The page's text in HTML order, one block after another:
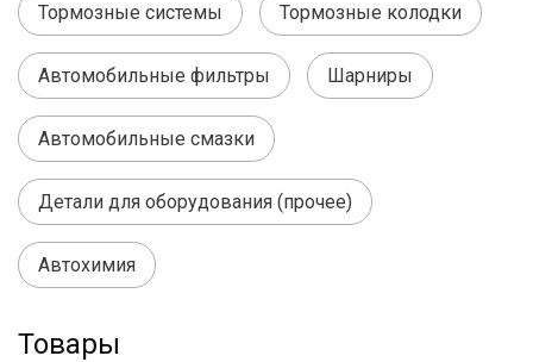
Тормозные системы Тормозные колодки
Автомобильные фильтры Шарниры
Автомобильные смазки
Детали для оборудования (прочее)
Автохимия
Товары